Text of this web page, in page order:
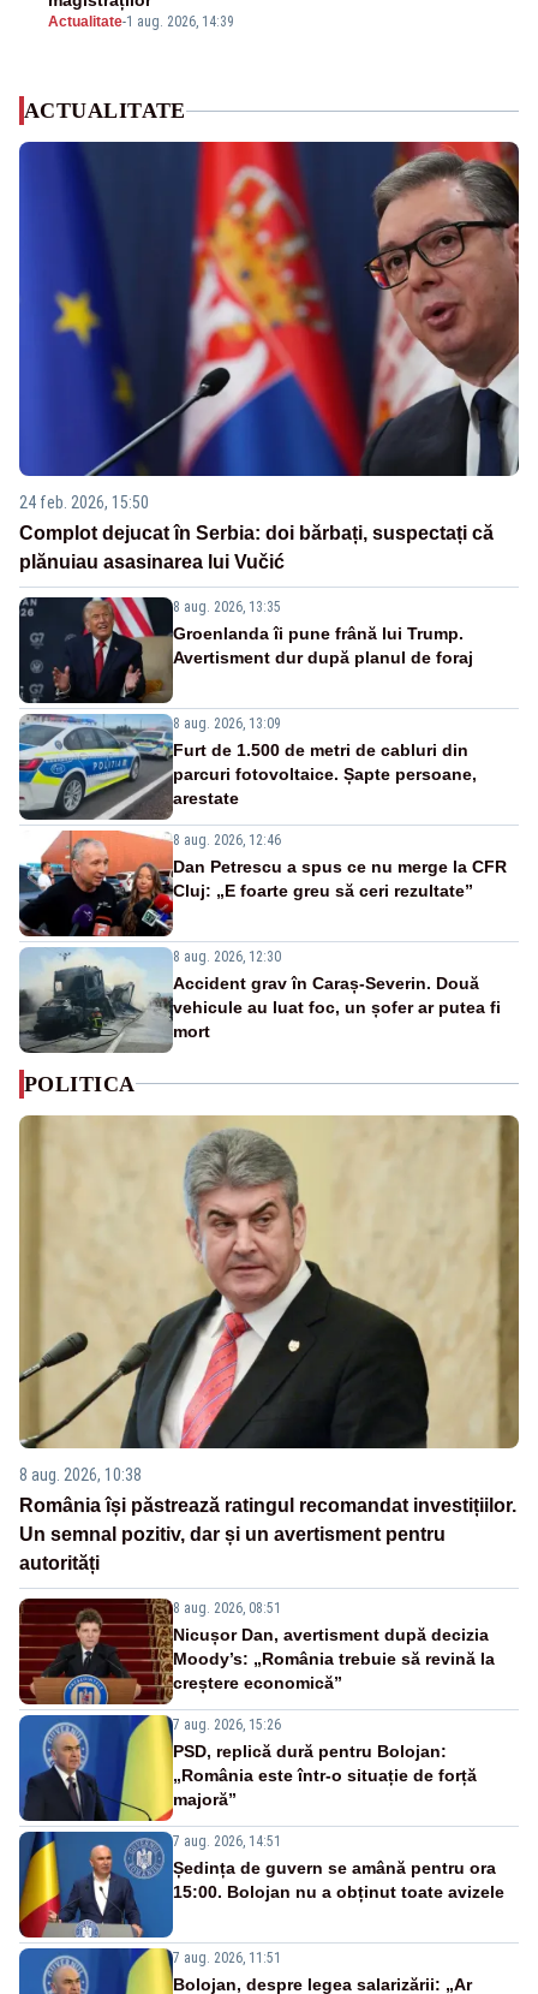
Actualitate-1 aug. 2026, 14:39
ACTUALITATE
24 feb. 2026, 15:50
Complot dejucat în Serbia: doi bărbați, suspectați că
plănuiau asasinarea lui Vučić
8 aug. 2026, 13:35
Groenlanda îi pune frână lui Trump.
Avertisment dur după planul de foraj
8 aug. 2026, 13:09
Furt de 1.500 de metri de cabluri din
parcuri fotovoltaice. Șapte persoane,
arestate
8 aug. 2026, 12:46
Dan Petrescu a spus ce nu merge la CFR
Cluj: „E foarte greu să ceri rezultate”
8 aug. 2026, 12:30
Accident grav în Caraș-Severin. Două
vehicule au luat foc, un șofer ar putea fi
mort
POLITICA
8 aug. 2026, 10:38
România își păstrează ratingul recomandat investițiilor.
Un semnal pozitiv, dar și un avertisment pentru
autorități
8 aug. 2026, 08:51
Nicușor Dan, avertisment după decizia
Moody’s: „România trebuie să revină la
creștere economică”
7 aug. 2026, 15:26
PSD, replică dură pentru Bolojan:
„România este într-o situație de forță
majoră”
7 aug. 2026, 14:51
Ședința de guvern se amână pentru ora
15:00. Bolojan nu a obținut toate avizele
7 aug. 2026, 11:51
Bolojan, despre legea salarizării: „Ar